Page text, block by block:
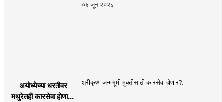
०६ जून २०२६
अयोध्येच्या धरतीवर
मथुरेतही कारसेवा होणार?
श्रीकृष्ण जन्मभूमी मुक्तीसाठी कारसेवा होणार?..